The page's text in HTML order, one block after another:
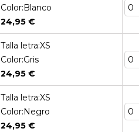
Color:Blanco
24,95 €
Talla letra:XS
Color:Gris
24,95 €
Talla letra:XS
Color:Negro
24,95 €